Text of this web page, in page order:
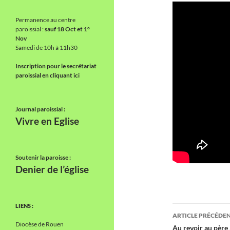
ARTICLE
Au revoir au père
Permanence au centre
paroissial :sauf 18 Oct et 1°
Nov
Samedi de 10h à 11h30
Inscription pour le secrétariat
paroissial en cliquant ici
Journal paroissial :
Vivre en Eglise
Soutenir la paroisse :
Denier de l’église
LIENS :
Diocèse de Rouen